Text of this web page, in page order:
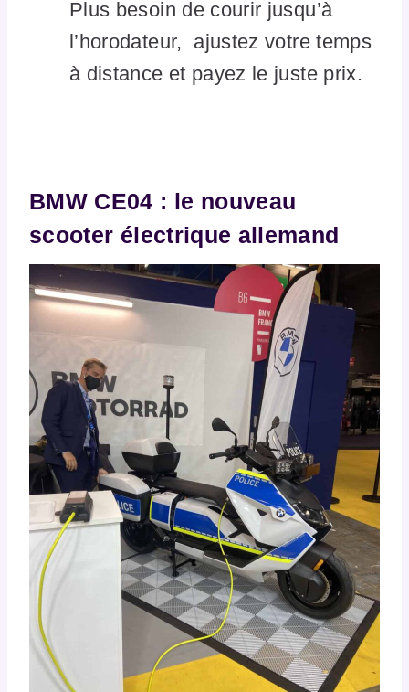
Plus besoin de courir jusqu’à
l’horodateur, ajustez votre temps
à distance et payez le juste prix.
BMW CE04 : le nouveau
scooter électrique allemand